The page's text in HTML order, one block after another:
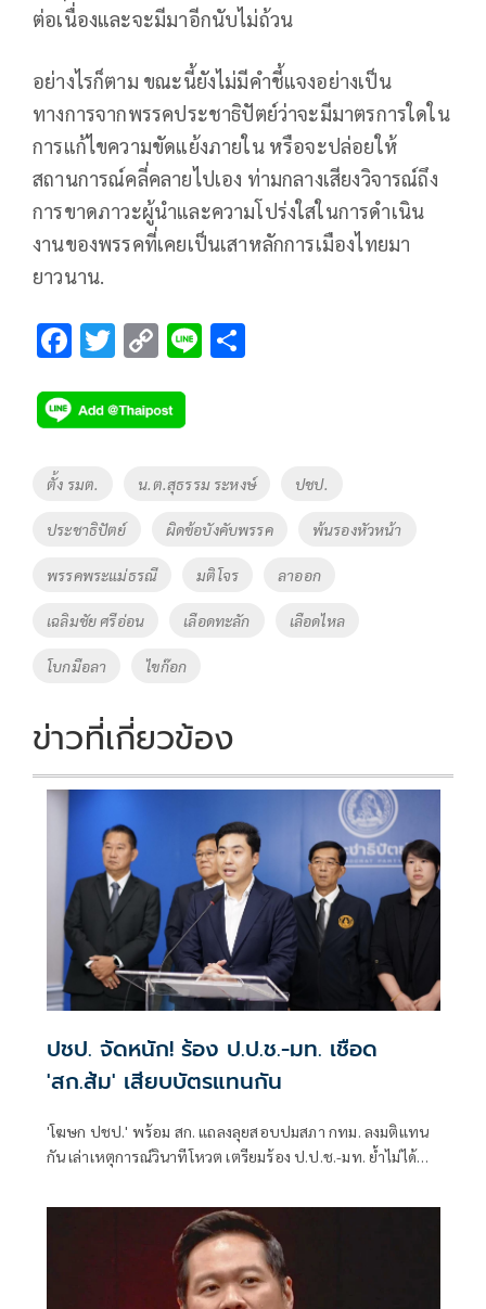
ต่อเนื่องและจะมีมาอีกนับไม่ถ้วน
อย่างไรก็ตาม ขณะนี้ยังไม่มีคำชี้แจงอย่างเป็น
ทางการจากพรรคประชาธิปัตย์ว่าจะมีมาตรการใดใน
การแก้ไขความขัดแย้งภายใน หรือจะปล่อยให้
สถานการณ์คลี่คลายไปเอง ท่ามกลางเสียงวิจารณ์ถึง
การขาดภาวะผู้นำและความโปร่งใสในการดำเนิน
งานของพรรคที่เคยเป็นเสาหลักการเมืองไทยมา
ยาวนาน.
F
e
b
o
o
k
T
tt
er
C
p
y
Li
n
k
Li
Tags
ตั้ง รมต. น.ต.สุธรรม ระหงษ์ ปชป.
ประชาธิปัตย์ ผิดข้อบังคับพรรค พ้นรองหัวหน้า
พรรคพระแม่ธรณี มติโจร ลาออก
เฉลิมชัย ศรีอ่อน เลือดทะลัก เลือดไหล
โบกมือลา ไขก๊อก
ข่าวที่เกี่ยวข้อง
ปชป. จัดหนัก! ร้อง ป.ป.ช.-มท. เชือด
'สก.ส้ม' เสียบบัตรแทนกัน
'โฆษก ปชป.' พร้อม สก. แถลงลุยสอบปมสภา กทม. ลงมติแทน
กัน เล่าเหตุการณ์วินาทีโหวต เตรียมร้อง ป.ป.ช.-มท. ย้ำไม่ได้